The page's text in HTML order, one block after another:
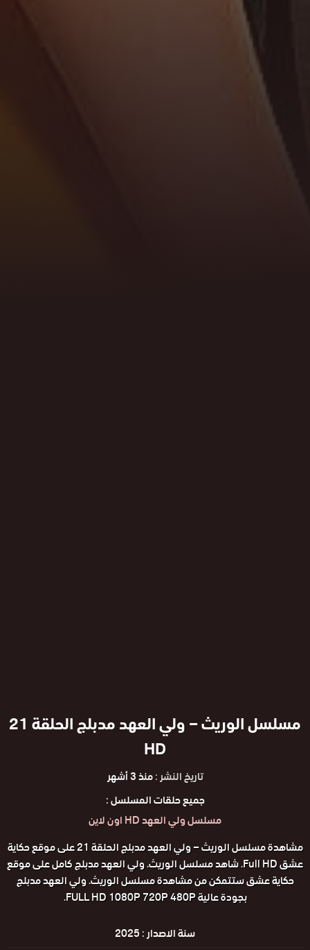
مسلسل الوريث – ولي العهد مدبلج الحلقة 21
HD
تاريخ النشر :منذ 3 أشهر
جميع حلقات المسلسل :
مسلسل ولي العهد HD اون لاين
مشاهدة مسلسل الوريث – ولي العهد مدبلج الحلقة 21 على موقع حكاية
عشق Full HD. شاهد مسلسل الوريث. ولي العهد مدبلج كامل على موقع
حكاية عشق ستتمكن من مشاهدة مسلسل الوريث. ولي العهد مدبلج
بجودة عالية FULL HD 1080P 720P 480P.
سنة الاصدار :2025